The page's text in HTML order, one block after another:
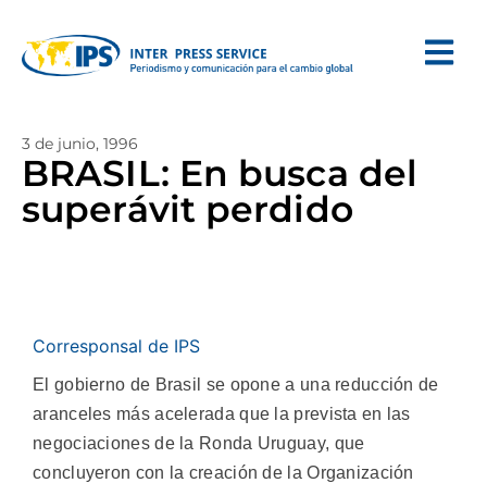
3 de junio, 1996
BRASIL: En busca del
superávit perdido
Corresponsal de IPS
El gobierno de Brasil se opone a una reducción de
aranceles más acelerada que la prevista en las
negociaciones de la Ronda Uruguay, que
concluyeron con la creación de la Organización